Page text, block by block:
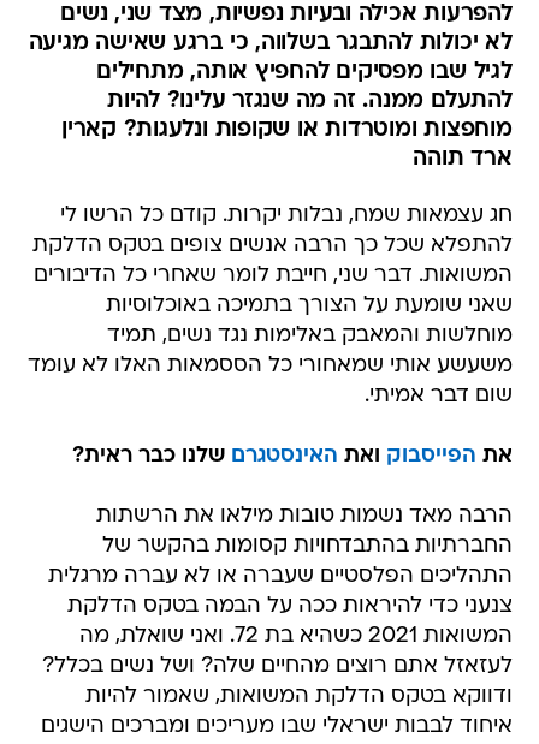
להפרעות אכילה ובעיות נפשיות, מצד שני, נשים
לא יכולות להתבגר בשלווה, כי ברגע שאישה מגיעה
לגיל שבו מפסיקים להחפיץ אותה, מתחילים
להתעלם ממנה. זה מה שנגזר עלינו? להיות
מוחפצות ומוטרדות או שקופות ונלעגות? קארין
ארד תוהה
חג עצמאות שמח, נבלות יקרות. קודם כל הרשו לי
להתפלא שכל כך הרבה אנשים צופים בטקס הדלקת
המשואות. דבר שני, חייבת לומר שאחרי כל הדיבורים
שאני שומעת על הצורך בתמיכה באוכלוסיות
מוחלשות והמאבק באלימות נגד נשים, תמיד
משעשע אותי שמאחורי כל הססמאות האלו לא עומד
שום דבר אמיתי.
את הפייסבוק ואת האינסטגרם שלנו כבר ראית?
הרבה מאד נשמות טובות מילאו את הרשתות
החברתיות בהתבדחויות קסומות בהקשר של
התהליכים הפלסטיים שעברה או לא עברה מרגלית
צנעני כדי להיראות ככה על הבמה בטקס הדלקת
המשואות 2021 כשהיא בת 72. ואני שואלת, מה
לעזאזל אתם רוצים מהחיים שלה? ושל נשים בכלל?
ודווקא בטקס הדלקת המשואות, שאמור להיות
איחוד לבבות ישראלי שבו מעריכים ומברכים הישגים